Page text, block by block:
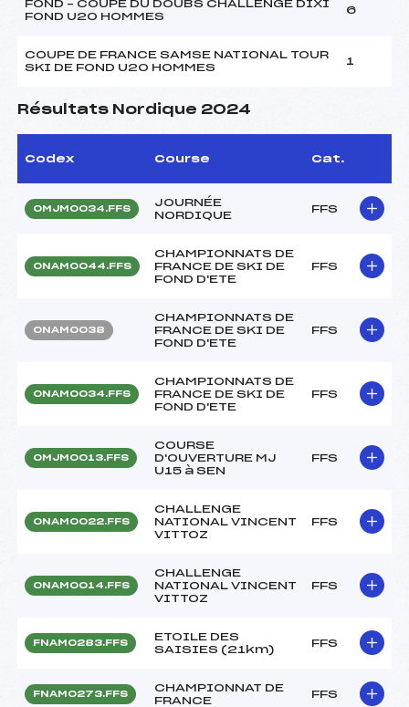
FOND – COUPE DU DOUBS CHALLENGE DIXI
FOND U20 HOMMES
6
COUPE DE FRANCE SAMSE NATIONAL TOUR
SKI DE FOND U20 HOMMES
1
Résultats Nordique 2024
Codex Course Cat.
OMJM0034.FFS
JOURNÉE
NORDIQUE
FFS
ONAM0044.FFS
CHAMPIONNATS DE
FRANCE DE SKI DE
FOND D'ETE
FFS
ONAM0038
CHAMPIONNATS DE
FRANCE DE SKI DE
FOND D'ETE
FFS
ONAM0034.FFS
CHAMPIONNATS DE
FRANCE DE SKI DE
FOND D'ETE
FFS
OMJM0013.FFS
COURSE
D'OUVERTURE MJ
U15 à SEN
FFS
ONAM0022.FFS
CHALLENGE
NATIONAL VINCENT
VITTOZ
FFS
ONAM0014.FFS
CHALLENGE
NATIONAL VINCENT
VITTOZ
FFS
FNAM0283.FFS
ETOILE DES
SAISIES (21km)
FFS
FNAM0273.FFS
CHAMPIONNAT DE
FRANCE
FFS